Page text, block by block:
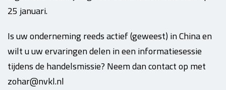
25 januari.
Is uw onderneming reeds actief (geweest) in China en
wilt u uw ervaringen delen in een informatiesessie
tijdens de handelsmissie? Neem dan contact op met
zohar@nvkl.nl